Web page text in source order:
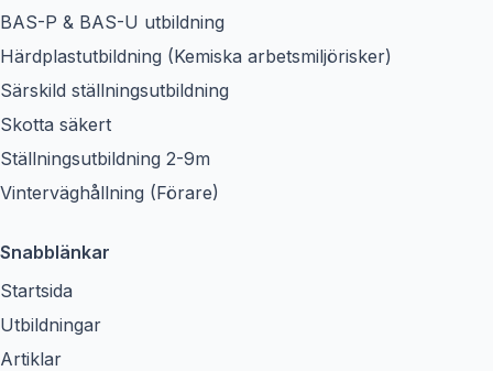
BAS-P & BAS-U utbildning
Härdplastutbildning (Kemiska arbetsmiljörisker)
Särskild ställningsutbildning
Skotta säkert
Ställningsutbildning 2-9m
Vinterväghållning (Förare)
Snabblänkar
Startsida
Utbildningar
Artiklar